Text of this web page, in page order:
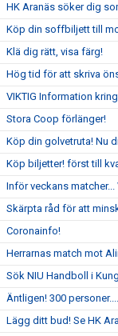
HK Aranäs söker dig
Köp din soffbiljett till
Klä dig rätt, visa färg!
Hög tid för att skriva
VIKTIG Information
Stora Coop förlänger!
Köp din golvetruta! Nu
Köp biljetter! först till
Inför veckans
Skärpta råd för att
Coronainfo!
Herrarnas match mot
Sök NIU Handboll i
Äntligen! 300 personer....
Lägg ditt bud! Se HK